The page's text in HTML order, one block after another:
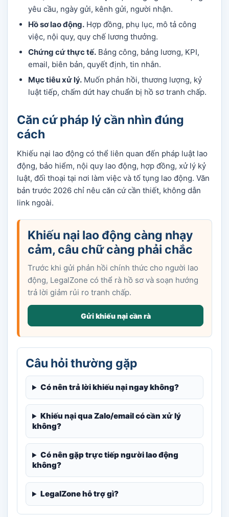
yêu cầu, ngày gửi, kênh gửi, người nhận.
Hồ sơ lao động. Hợp đồng, phụ lục, mô tả công
việc, nội quy, quy chế lương thưởng.
Chứng cứ thực tế. Bảng công, bảng lương, KPI,
email, biên bản, quyết định, tin nhắn.
Mục tiêu xử lý. Muốn phản hồi, thương lượng, kỷ
luật tiếp, chấm dứt hay chuẩn bị hồ sơ tranh chấp.
Căn cứ pháp lý cần nhìn đúng
cách
Khiếu nại lao động có thể liên quan đến pháp luật lao
động, bảo hiểm, nội quy lao động, hợp đồng, xử lý kỷ
luật, đối thoại tại nơi làm việc và tố tụng lao động. Văn
bản trước 2026 chỉ nêu căn cứ cần thiết, không dẫn
link ngoài.
Khiếu nại lao động càng nhạy
cảm, câu chữ càng phải chắc
Trước khi gửi phản hồi chính thức cho người lao
động, LegalZone có thể rà hồ sơ và soạn hướng
trả lời giảm rủi ro tranh chấp.
Gửi khiếu nại cần rà
Câu hỏi thường gặp
Có nên trả lời khiếu nại ngay không?
Khiếu nại qua Zalo/email có cần xử lý
không?
Có nên gặp trực tiếp người lao động
không?
LegalZone hỗ trợ gì?